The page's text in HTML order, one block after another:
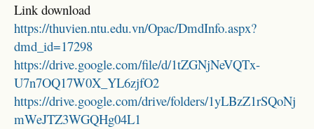
Link download
https://thuvien.ntu.edu.vn/Opac/DmdInfo.aspx?
dmd_id=17298
https://drive.google.com/file/d/1tZGNjNeVQTx-
U7n7OQ17W0X_YL6zjfO2
https://drive.google.com/drive/folders/1yLBzZ1rSQoNj
mWeJTZ3WGQHg04L1